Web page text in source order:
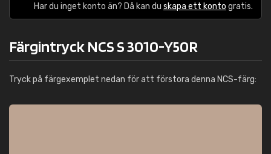
Har du inget konto än? Då kan du skapa ett konto gratis.
Färgintryck NCS S 3010-Y50R
Tryck på färgexemplet nedan för att förstora denna NCS-färg: